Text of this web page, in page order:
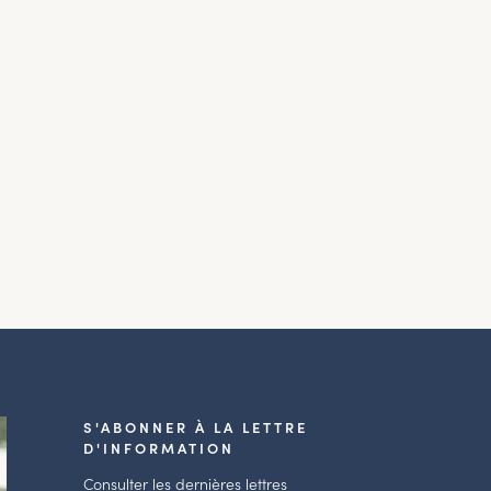
S'ABONNER À LA LETTRE
D'INFORMATION
Consulter les dernières lettres